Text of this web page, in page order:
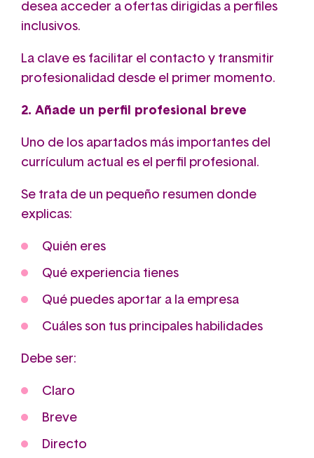
desea acceder a ofertas dirigidas a perfiles
inclusivos.
La clave es facilitar el contacto y transmitir
profesionalidad desde el primer momento.
2. Añade un perfil profesional breve
Uno de los apartados más importantes del
currículum actual es el perfil profesional.
Se trata de un pequeño resumen donde
explicas:
Quién eres
Qué experiencia tienes
Qué puedes aportar a la empresa
Cuáles son tus principales habilidades
Debe ser:
Claro
Breve
Directo